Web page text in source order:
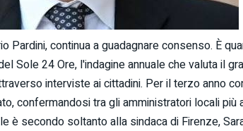
Pardini, continua a guadagnare consenso. È
Sole 24 Ore, l'indagine annuale che valuta il
interviste ai cittadini. Per il terzo anno
confermandosi tra gli amministratori locali più
è secondo soltanto alla sindaca di Firenze,